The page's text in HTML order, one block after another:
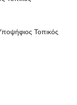
Τοπικός